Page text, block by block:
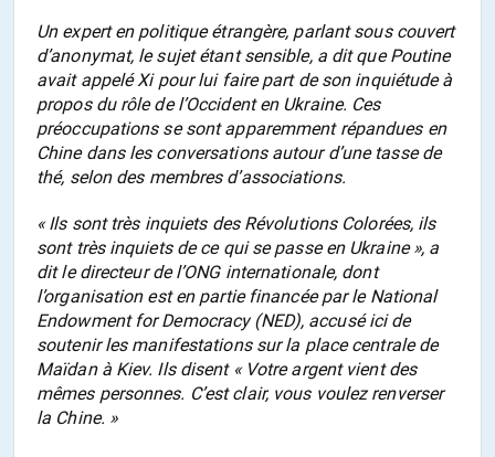
Un expert en politique étrangère, parlant sous couvert
d’anonymat, le sujet étant sensible, a dit que Poutine
avait appelé Xi pour lui faire part de son inquiétude à
propos du rôle de l’Occident en Ukraine. Ces
préoccupations se sont apparemment répandues en
Chine dans les conversations autour d’une tasse de
thé, selon des membres d’associations.
« Ils sont très inquiets des Révolutions Colorées, ils
sont très inquiets de ce qui se passe en Ukraine », a
dit le directeur de l’ONG internationale, dont
l’organisation est en partie financée par le National
Endowment for Democracy (NED), accusé ici de
soutenir les manifestations sur la place centrale de
Maïdan à Kiev. Ils disent « Votre argent vient des
mêmes personnes. C’est clair, vous voulez renverser
la Chine. »